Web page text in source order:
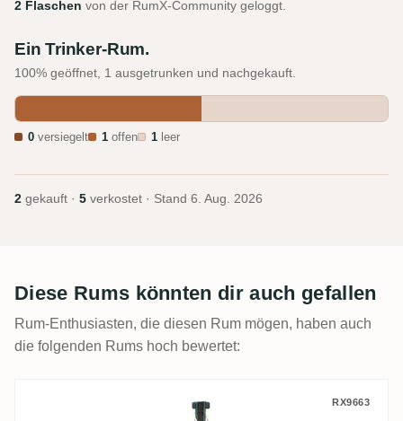
2 Flaschen von der RumX-Community geloggt.
Ein Trinker-Rum.
100% geöffnet, 1 ausgetrunken und nachgekauft.
0 versiegelt 1 offen 1 leer
2 gekauft · 5 verkostet · Stand 6. Aug. 2026
Diese Rums könnten dir auch gefallen
Rum-Enthusiasten, die diesen Rum mögen, haben auch
die folgenden Rums hoch bewertet:
VS Distillers J. Gow Revenge RX9663